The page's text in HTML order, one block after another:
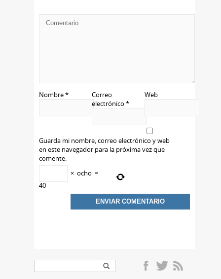
Nombre*
Correo
electrónico*
Web
Guarda mi nombre, correo electrónico y web
en este navegador para la próxima vez que
comente.
× ocho =
40